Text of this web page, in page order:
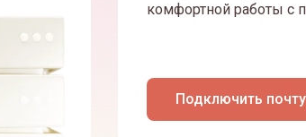
комфортной работы с
Подключить почту